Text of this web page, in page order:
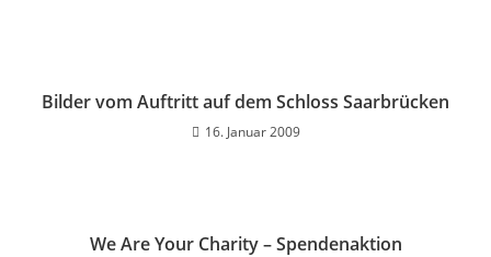
Bilder vom Auftritt auf dem Schloss Saarbrücken
16. Januar 2009
We Are Your Charity – Spendenaktion